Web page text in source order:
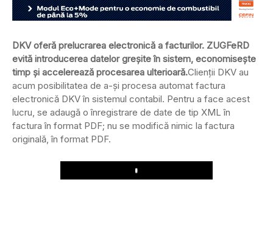
DKV oferă prelucrarea electronică a facturilor. ZUGFeRD
evită introducerea datelor greșite în sistem, economisește
timp și accelerează procesarea ulterioară.Clienții DKV au
acum posibilitatea de a-și procesa automat factura
electronică DKV în sistemul contabil. Pentru a face acest
lucru, se adaugă o înregistrare de date de tip XML în
factura în format PDF; nu se modifică nimic la factura
originală, în format PDF.
Play